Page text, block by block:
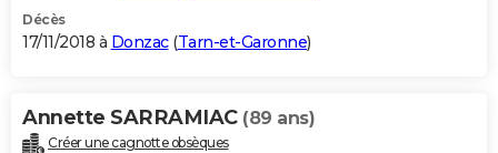
Décès
17/11/2018 à Donzac(Tarn-et-Garonne)
Annette SARRAMIAC (89 ans)
Créer une cagnotte obsèques